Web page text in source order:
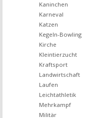
Kaninchen
Karneval
Katzen
Kegeln-Bowling
Kirche
Kleintierzucht
Kraftsport
Landwirtschaft
Laufen
Leichtathletik
Mehrkampf
Militär